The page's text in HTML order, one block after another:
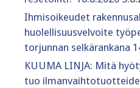
Ihmisoikeudet
huolellisuusvelvoite
torjunnan selkärankana
KUUMA LINJA: Mitä
tuo